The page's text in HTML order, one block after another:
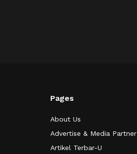
Pages
About Us
Advertise & Media Partner
Artikel Terbar-U